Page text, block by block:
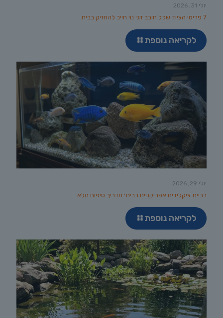
יולי 31, 2026
7 פריטי הציוד שכל חובב דגי נוי חייב להחזיק בבית
לקריאה נוספת
יולי 29, 2026
רביית ציקלידים אפריקניים בבית: מדריך טיפוח מלא
לקריאה נוספת